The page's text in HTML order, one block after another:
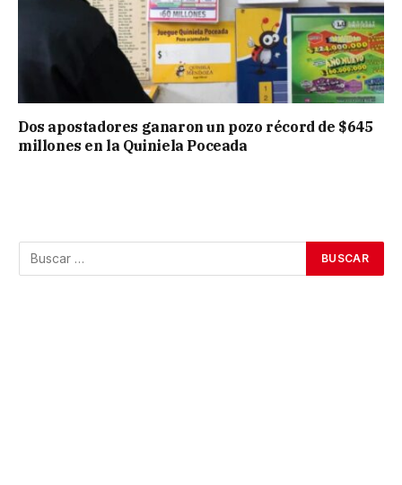
Dos apostadores ganaron un pozo récord de $645
millones en la Quiniela Poceada